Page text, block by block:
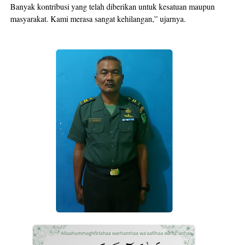
Banyak kontribusi yang telah diberikan untuk kesatuan maupun
masyarakat. Kami merasa sangat kehilangan,” ujarnya.